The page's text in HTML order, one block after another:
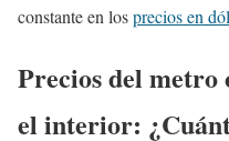
constante en losprecios en
Precios del metro
el interior: